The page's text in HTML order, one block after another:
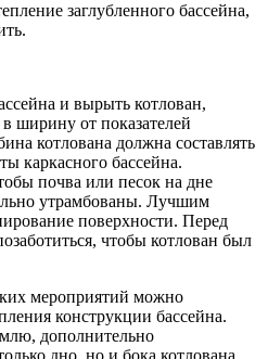
заглубленного бассейна,
и вырыть котлован,
ширину от показателей
котлована должна составлять
каркасного бассейна.
почва или песок на дне
утрамбованы. Лучшим
поверхности. Перед
чтобы котлован был
мероприятий можно
конструкции бассейна.
дополнительно